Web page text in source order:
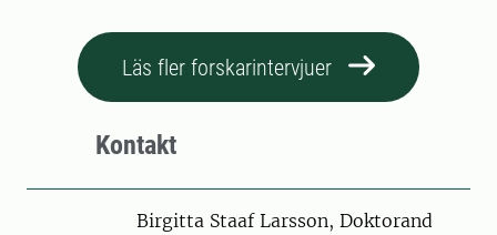
Läs fler forskarintervjuer
Kontakt
PersonBirgitta Staaf Larsson, Doktorand